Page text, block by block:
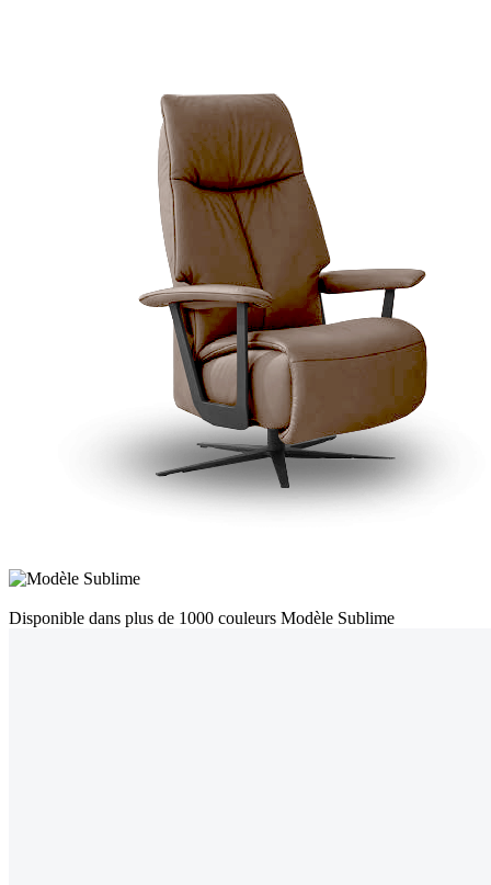
Disponible dans plus de 1000 couleurs Modèle Sublime